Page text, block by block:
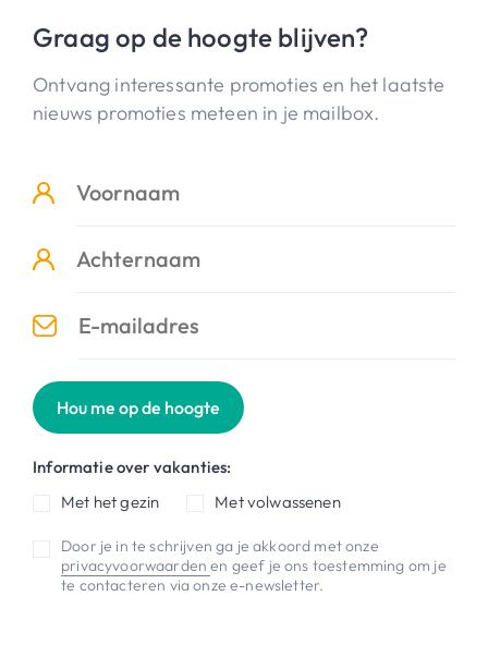
Graag op de hoogte blijven?
Ontvang interessante promoties en het laatste
nieuws promoties meteen in je mailbox.
Hou me op de hoogte
Informatie over vakanties:
Met het gezin
Met volwassenen
Door je in te schrijven ga je akkoord met onze
privacyvoorwaardenen geef je ons toestemming om je
te contacteren via onze e-newsletter.